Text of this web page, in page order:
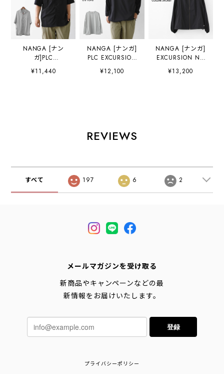
NANGA [ナン
ガ]PLC
EXCURSION S/S
SHIRT [N2610-
[2026SS]
¥11,440
NANGA [ナンガ]
PLC EXCURSION
L/S TOPS
[N2610-1L119A]
ー・パッカブル・
軽量・UVカット・
プ・アウトドア・
MEN'S/LADY'S
[2026SS]
¥12,100
NANGA [ナンガ]
EXCURSION NO
COLLAR JACKET
W [N2611-
¥13,200
REVIEWS
すべて 197 6 2
メールマガジンを受け取る
新商品やキャンペーンなどの最
新情報をお届けいたします。
登録
プライバシーポリシー